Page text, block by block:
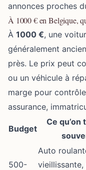
annonces proches
À 1000 € en Belgique,
À 1000 €, une
généralement
près. Le prix peut
ou un véhicule à
marge pour
assurance,
Budget
Ce qu’on
500-
Auto